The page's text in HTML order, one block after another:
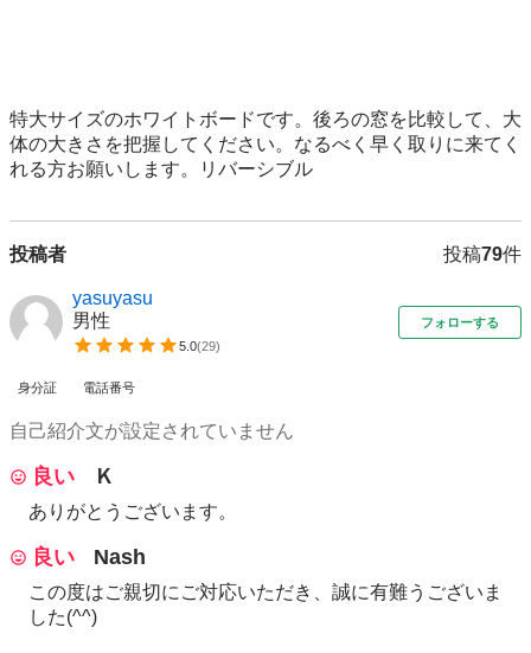
特大サイズのホワイトボードです。後ろの窓を比較して、大
体の大きさを把握してください。なるべく早く取りに来てく
れる方お願いします。リバーシブル
投稿者 投稿79件
yasuyasu
男性
5.0(29)
フォローする
身分証 電話番号
自己紹介文が設定されていません
良い Ｋ
ありがとうございます。
良い Nash
この度はご親切にご対応いただき、誠に有難うございま
した(^^)